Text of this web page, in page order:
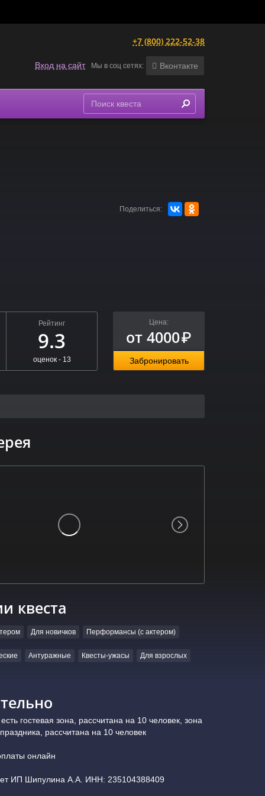
+7 (800) 222-52-38
Вход на сайт Мы в соц сетях: Вконтакте
Поделиться:
Рейтинг
9.3
оценок - 13
Цена:
от 4000₽
Забронировать
квеста
Для новичков Перформансы (с актером)
Антуражные Квесты-ужасы Для взрослых
гостевая зона, рассчитана на 10 человек, зона
рассчитана на 10 человек
онлайн
ИП Шипулина А.А. ИНН: 235104388409